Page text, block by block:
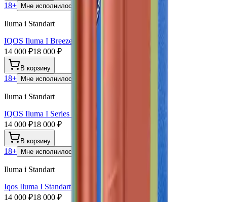
18+ Мне исполнилось 18 лет
Iluma i Standart
IQOS Iluma I Breeze Blue
14 000 ₽18 000 ₽
В корзину
18+ Мне исполнилось 18 лет
Iluma i Standart
IQOS Iluma I Series Standard Leaf Green
14 000 ₽18 000 ₽
В корзину
18+ Мне исполнилось 18 лет
Iluma i Standart
Iqos Iluma I Standart Vivid Terracotta
14 000 ₽18 000 ₽